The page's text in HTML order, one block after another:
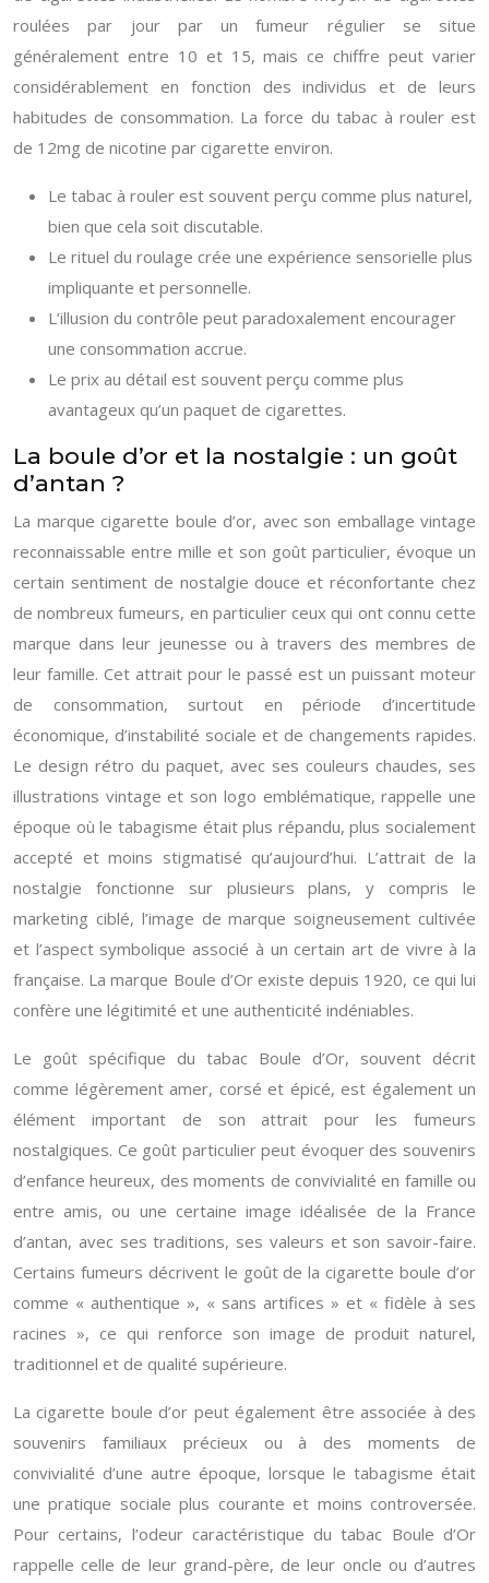
roulées par jour par un fumeur régulier se situe
généralement entre 10 et 15, mais ce chiffre peut varier
considérablement en fonction des individus et de leurs
habitudes de consommation. La force du tabac à rouler est
de 12mg de nicotine par cigarette environ.
Le tabac à rouler est souvent perçu comme plus naturel,
bien que cela soit discutable.
Le rituel du roulage crée une expérience sensorielle plus
impliquante et personnelle.
L’illusion du contrôle peut paradoxalement encourager
une consommation accrue.
Le prix au détail est souvent perçu comme plus
avantageux qu’un paquet de cigarettes.
La boule d’or et la nostalgie : un goût
d’antan ?
La marque cigarette boule d’or, avec son emballage vintage
reconnaissable entre mille et son goût particulier, évoque un
certain sentiment de nostalgie douce et réconfortante chez
de nombreux fumeurs, en particulier ceux qui ont connu cette
marque dans leur jeunesse ou à travers des membres de
leur famille. Cet attrait pour le passé est un puissant moteur
de consommation, surtout en période d’incertitude
économique, d’instabilité sociale et de changements rapides.
Le design rétro du paquet, avec ses couleurs chaudes, ses
illustrations vintage et son logo emblématique, rappelle une
époque où le tabagisme était plus répandu, plus socialement
accepté et moins stigmatisé qu’aujourd’hui. L’attrait de la
nostalgie fonctionne sur plusieurs plans, y compris le
marketing ciblé, l’image de marque soigneusement cultivée
et l’aspect symbolique associé à un certain art de vivre à la
française. La marque Boule d’Or existe depuis 1920, ce qui lui
confère une légitimité et une authenticité indéniables.
Le goût spécifique du tabac Boule d’Or, souvent décrit
comme légèrement amer, corsé et épicé, est également un
élément important de son attrait pour les fumeurs
nostalgiques. Ce goût particulier peut évoquer des souvenirs
d’enfance heureux, des moments de convivialité en famille ou
entre amis, ou une certaine image idéalisée de la France
d’antan, avec ses traditions, ses valeurs et son savoir-faire.
Certains fumeurs décrivent le goût de la cigarette boule d’or
comme « authentique », « sans artifices » et « fidèle à ses
racines », ce qui renforce son image de produit naturel,
traditionnel et de qualité supérieure.
La cigarette boule d’or peut également être associée à des
souvenirs familiaux précieux ou à des moments de
convivialité d’une autre époque, lorsque le tabagisme était
une pratique sociale plus courante et moins controversée.
Pour certains, l’odeur caractéristique du tabac Boule d’Or
rappelle celle de leur grand-père, de leur oncle ou d’autres